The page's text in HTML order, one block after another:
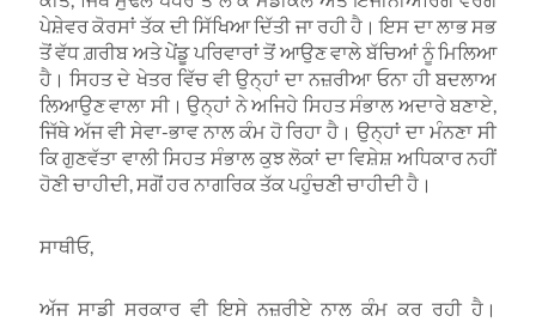
ਪੇਸ਼ੇਵਰ ਕੋਰਸਾਂ ਤੱਕ ਦੀ ਸਿੱਖਿਆ ਦਿੱਤੀ ਜਾ ਰਹੀ ਹੈ। ਇਸ ਦਾ ਲਾਭ ਸਭ
ਤੋਂ ਵੱਧ ਗ਼ਰੀਬ ਅਤੇ ਪੇਂਡੂ ਪਰਿਵਾਰਾਂ ਤੋਂ ਆਉਣ ਵਾਲੇ ਬੱਚਿਆਂ ਨੂੰ ਮਿਲਿਆ
ਹੈ। ਸਿਹਤ ਦੇ ਖੇਤਰ ਵਿੱਚ ਵੀ ਉਨ੍ਹਾਂ ਦਾ ਨਜ਼ਰੀਆ ਓਨਾ ਹੀ ਬਦਲਾਅ
ਲਿਆਉਣ ਵਾਲਾ ਸੀ। ਉਨ੍ਹਾਂ ਨੇ ਅਜਿਹੇ ਸਿਹਤ ਸੰਭਾਲ ਅਦਾਰੇ ਬਣਾਏ,
ਜਿੱਥੇ ਅੱਜ ਵੀ ਸੇਵਾ-ਭਾਵ ਨਾਲ ਕੰਮ ਹੋ ਰਿਹਾ ਹੈ। ਉਨ੍ਹਾਂ ਦਾ ਮੰਨਣਾ ਸੀ
ਕਿ ਗੁਣਵੱਤਾ ਵਾਲੀ ਸਿਹਤ ਸੰਭਾਲ ਕੁਝ ਲੋਕਾਂ ਦਾ ਵਿਸ਼ੇਸ਼ ਅਧਿਕਾਰ ਨਹੀਂ
ਹੋਣੀ ਚਾਹੀਦੀ, ਸਗੋਂ ਹਰ ਨਾਗਰਿਕ ਤੱਕ ਪਹੁੰਚਣੀ ਚਾਹੀਦੀ ਹੈ।
ਸਾਥੀਓ,
ਅੱਜ ਸਾਡੀ ਸਰਕਾਰ ਵੀ ਇਸੇ ਨਜ਼ਰੀਏ ਨਾਲ ਕੰਮ ਕਰ ਰਹੀ ਹੈ।